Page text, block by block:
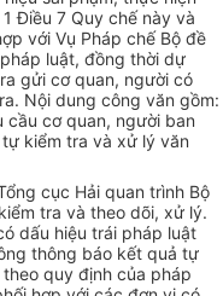
Điều 7 Quy chế này và
với Vụ Pháp chế Bộ đề
luật, đồng thời dự
gửi cơ quan, người có
. Nội dung công văn gồm:
cơ quan, người ban
kiểm tra và xử lý văn
cục Hải quan trình Bộ
tra và theo dõi, xử lý.
dấu hiệu trái pháp luật
thông báo kết quả tự
quy định của pháp